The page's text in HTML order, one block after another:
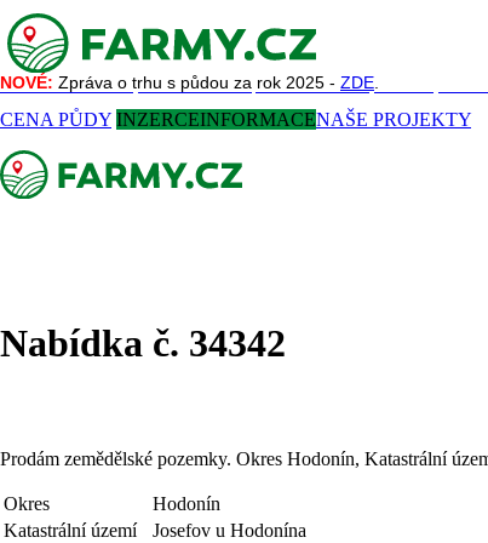
NAŠE SLUŽBY REFERENCE AKTUALITY O NÁS
NOVÉ: Zpráva o trhu s půdou za rok 2025 - ZDE
CENA PŮDY INZERCEINFORMACENAŠE PROJEKTY
NOVÉ: Zpráva o trhu s půdou za rok 2025 - ZDE
Nabídka č. 34342
Prodám zemědělské pozemky. Okres Hodonín, Katastrální
Okres
Hodonín
Katastrální území
Josefov u Hodonína